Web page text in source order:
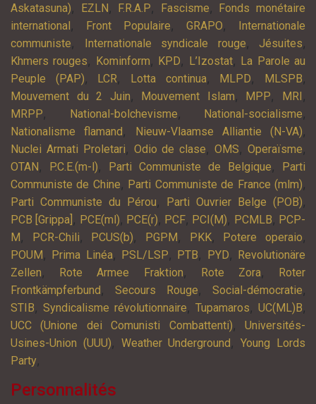
Askatasuna), EZLN , F.R.A.P, Fascisme,
Fonds monétaire
international , Front Populaire, GRAPO,
Internationale
communiste, Internationale syndicale rouge, Jésuites,
Khmers rouges, Kominform, KPD, L’Izostat, La Parole au
Peuple (PAP), LCR, Lotta continua, MLPD, MLSPB,
Mouvement du 2 Juin, Mouvement Islam, MPP, MRI ,
MRPP, National-bolchevisme, National-socialisme,
Nationalisme flamand , Nieuw-Vlaamse Alliantie (N-VA),
Nuclei Armati Proletari, Odio de clase,OMS,Operaïsme,
OTAN , P.C.E.(m-l), Parti Communiste de Belgique,
Parti
Communiste de Chine, Parti Communiste de France (mlm),
Parti Communiste du Pérou, Parti Ouvrier Belge (POB),
PCB [Grippa] , PCE(ml), PCE(r), PCF, PCI(M), PCMLB, PCP-
M , PCR-Chili, PCUS(b), PGPM , PKK, Potere operaio,
POUM , Prima Linéa, PSL/LSP, PTB, PYD,
Revolutionäre
Zellen, Rote Armee Fraktion, Rote Zora,
Roter
Frontkämpferbund , Secours Rouge, Social-démocratie,
STIB, Syndicalisme révolutionnaire, Tupamaros, UC(ML)B,
UCC (Unione dei Comunisti Combattenti),Universités-
Usines-Union (UUU), Weather Underground ,Young Lords
Party,
Personnalités